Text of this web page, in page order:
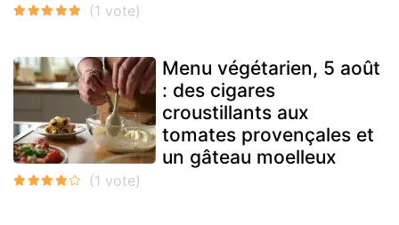
Menu végétarien, 5 août
: des cigares
croustillants aux
tomates provençales et
un gâteau moelleux